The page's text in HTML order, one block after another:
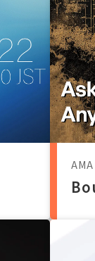
AMA